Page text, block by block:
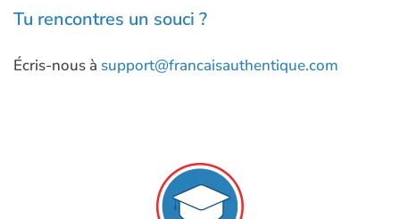
Tu rencontres un souci ?
Écris-nous à support@francaisauthentique.com